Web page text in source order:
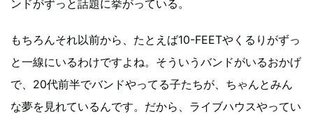
ンドがずっと話題に挙がっている。
もちろんそれ以前から、たとえば10-FEETやくるりがずっ
と一線にいるわけですよね。そういうバンドがいるおかげ
で、20代前半でバンドやってる子たちが、ちゃんとみん
な夢を見れているんです。だから、ライブハウスやってい